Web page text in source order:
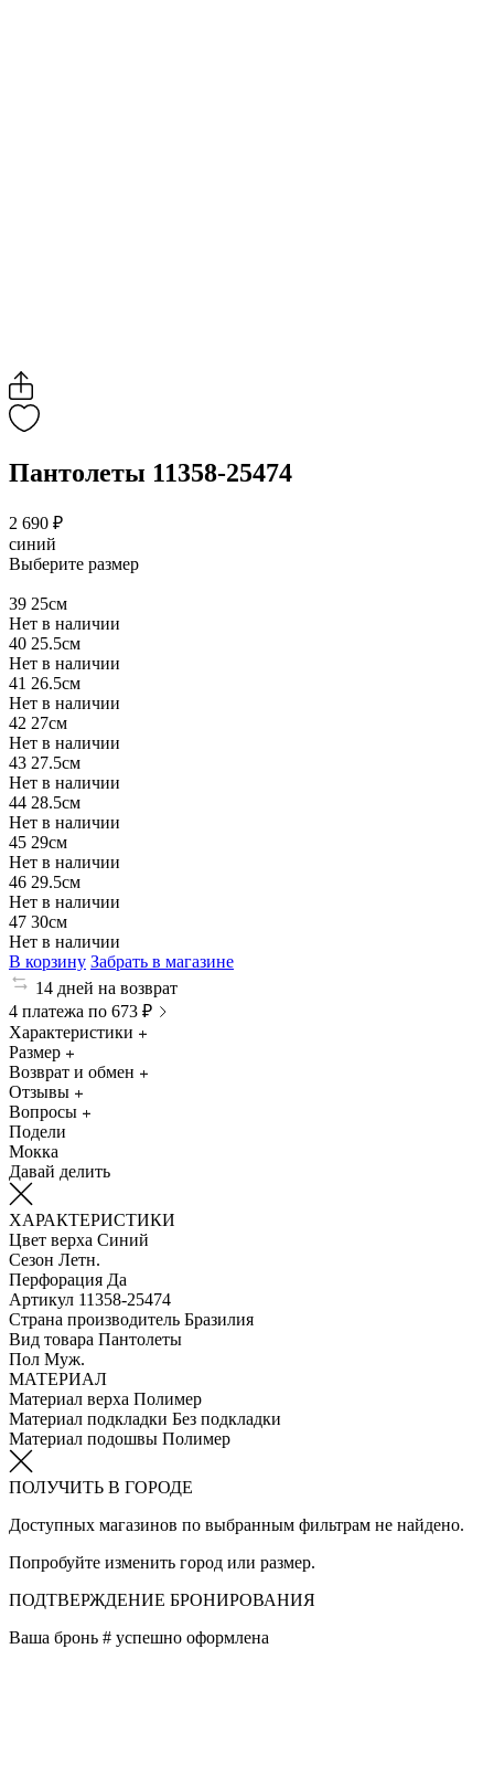
Пантолеты 11358-25474
2 690 ₽
синий
Выберите размер
39 25см
Нет в наличии
40 25.5см
Нет в наличии
41 26.5см
Нет в наличии
42 27см
Нет в наличии
43 27.5см
Нет в наличии
44 28.5см
Нет в наличии
45 29см
Нет в наличии
46 29.5см
Нет в наличии
47 30см
Нет в наличии
В корзину Забрать в магазине
14 дней на возврат
4 платежа по 673 ₽
Характеристики
Размер
Возврат и обмен
Отзывы
Вопросы
Подели
Мокка
Давай делить
ХАРАКТЕРИСТИКИ
Цвет верха Синий
Сезон Летн.
Перфорация Да
Артикул 11358-25474
Страна производитель Бразилия
Вид товара Пантолеты
Пол Муж.
МАТЕРИАЛ
Материал верха Полимер
Материал подкладки Без подкладки
Материал подошвы Полимер
ПОЛУЧИТЬ В ГОРОДЕ
Доступных магазинов по выбранным фильтрам не найдено.
Попробуйте изменить город или размер.
ПОДТВЕРЖДЕНИЕ БРОНИРОВАНИЯ
Ваша бронь # успешно оформлена